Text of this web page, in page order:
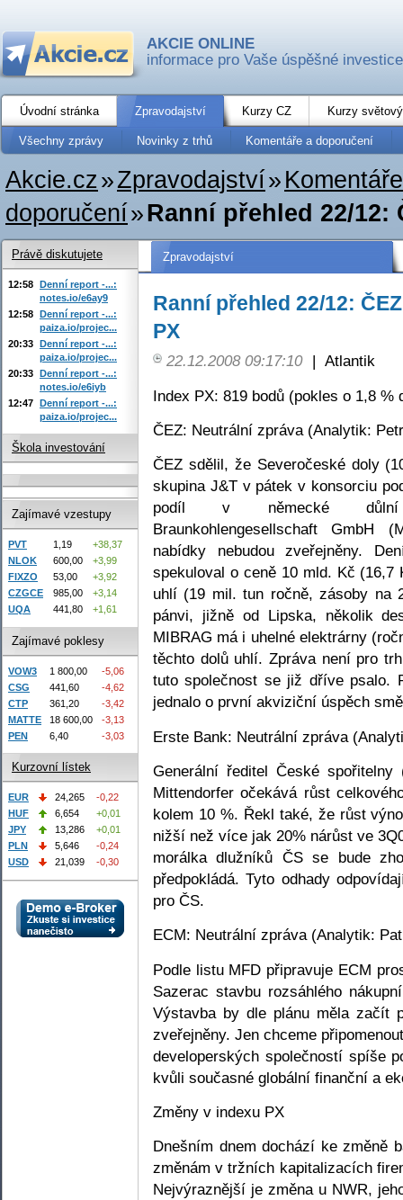
AKCIE ONLINE
informace pro Vaše úspěšné investice
Úvodní stránka Zpravodajství Kurzy CZ Kurzy
Všechny zprávy Novinky z trhů Komentáře a doporučení
Akcie.cz»Zpravodajství»
doporučení»Ranní přehled 22/12:
Zpravodajství
Ranní přehled 22/12:
PX
22.12.2008 09:17:10 | Atlantik
Index PX: 819 bodů (pokles o 1,8 %
ČEZ: Neutrální zpráva (Analytik:
ČEZ sdělil, že Severočeské doly
skupina J&T v pátek v konsorciu
podíl v německé důlní
Braunkohlengesellschaft
nabídky nebudou zveřejněny.
spekuloval o ceně 10 mld. Kč
uhlí (19 mil. tun ročně, zásoby na
pánvi, jižně od Lipska, několik
MIBRAG má i uhelné elektrárny
těchto dolů uhlí. Zpráva není pro
tuto společnost se již dříve psalo.
jednalo o první akviziční úspěch
Erste Bank: Neutrální zpráva
Generální ředitel České
Mittendorfer očekává růst
kolem 10 %. Řekl také, že růst
nižší než více jak 20% nárůst ve
morálka dlužníků ČS se bude
předpokládá. Tyto odhady
pro ČS.
ECM: Neutrální zpráva (Analytik:
Podle listu MFD připravuje ECM
Sazerac stavbu rozsáhlého
Výstavba by dle plánu měla začít
zveřejněny. Jen chceme
developerských společností spíše
kvůli současné globální finanční a
Změny v indexu PX
Dnešním dnem dochází ke změně
změnám v tržních kapitalizacích
Nejvýraznější je změna u NWR,
Právě diskutujete
12:58 Denní report -...:
notes.io/e6ay9
12:58 Denní report -...:
paiza.io/projec...
20:33 Denní report -...:
paiza.io/projec...
20:33 Denní report -...:
notes.io/e6iyb
12:47 Denní report -...:
paiza.io/projec...
Škola investování
Zajímavé vzestupy
PVT 1,19
+38,37
NLOK
600,00
+3,99
FIXZO
53,00
+3,92
CZGCE
985,00
+3,14
UQA
441,80 +1,61
Zajímavé poklesy
VOW3 1 800,00
-5,06
CSG
441,60
-4,62
CTP
361,20
-3,42
MATTE
18 600,00
-3,13
PEN
6,40 -3,03
Kurzovní lístek
EUR 24,265
-0,22
HUF
6,654
+0,01
JPY
13,286
+0,01
PLN
5,646
-0,24
USD
21,039 -0,30